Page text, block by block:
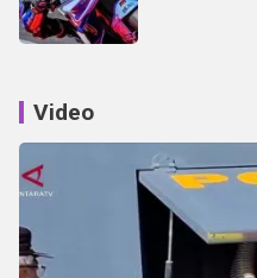
Video